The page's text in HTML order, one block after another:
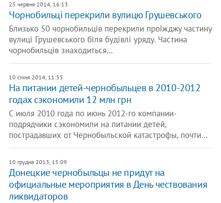
25 червня 2014, 16:13
Чорнобильці перекрили вулицю Грушевського
Близько 50 чорнобильців перекрили проїжджу частину
вулиці Грушевського біля будівлі уряду. Частина
чорнобильців знаходиться…
10 січня 2014, 11:55
На питании детей-чернобыльцев в 2010-2012
годах сэкономили 12 млн грн
С июля 2010 года по июнь 2012-го компании-
подрядчики сэкономили на питании детей,
пострадавших от Чернобыльской катастрофы, почти…
10 грудня 2013, 15:09
Донецкие чернобыльцы не придут на
официальные мероприятия в День чествования
ликвидаторов